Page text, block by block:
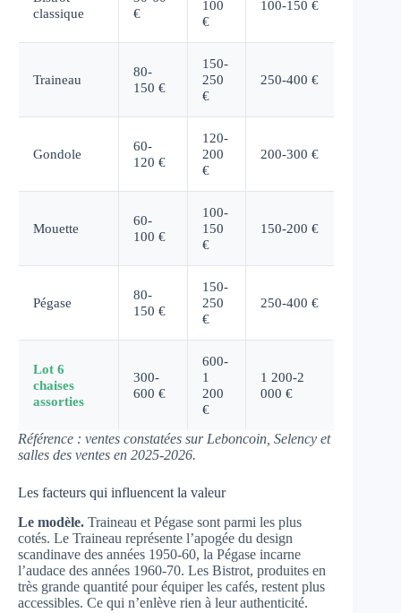
classique
€
100
€
100-150 €
Traineau
80-
150 €
150-
250
€
250-400 €
Gondole
60-
120 €
120-
200
€
200-300 €
Mouette
60-
100 €
100-
150
€
150-200 €
Pégase
80-
150 €
150-
250
€
250-400 €
Lot 6
chaises
assorties
300-
600 €
600-
1
200
€
1 200-2
000 €
Référence : ventes constatées sur Leboncoin, Selency et
salles des ventes en 2025-2026.
Les facteurs qui influencent la valeur
Le modèle. Traineau et Pégase sont parmi les plus
cotés. Le Traineau représente l’apogée du design
scandinave des années 1950-60, la Pégase incarne
l’audace des années 1960-70. Les Bistrot, produites en
très grande quantité pour équiper les cafés, restent plus
accessibles. Ce qui n’enlève rien à leur authenticité.